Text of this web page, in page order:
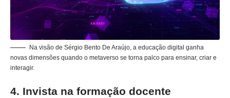
Na visão de Sérgio Bento De Araújo, a educação digital ganha
novas dimensões quando o metaverso se torna palco para ensinar, criar e
interagir.
4. Invista na formação docente